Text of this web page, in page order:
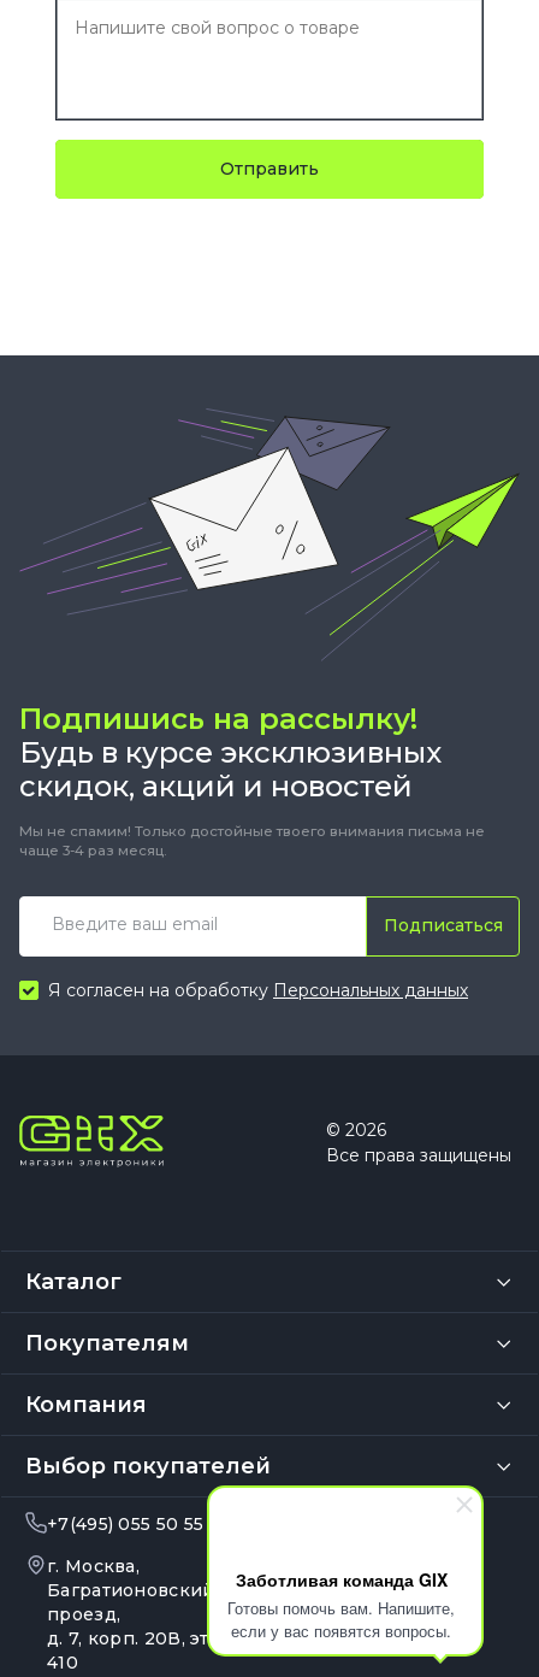
Заботливая команда GIX
Готовы помочь вам. Напишите,
если у вас появятся вопросы.
Отправить
Подпишись на рассылку!
Будь в курсе эксклюзивных
скидок, акций и новостей
Мы не спамим! Только достойные твоего внимания письма не
чаще 3-4 раз месяц.
Подписаться
Я согласен на обработку Персональных данных
© 2026
Все права защищены
Каталог
Покупателям
Компания
Выбор покупателей
+7(495) 055 50 55
г. Москва,
Багратионовский
проезд,
д. 7, корп. 20В, эт. 4, оф.
410
Ежедневно